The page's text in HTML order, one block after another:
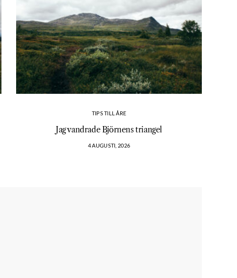
TIPS TILL ÅRE
Jag vandrade Björnens triangel
4 AUGUSTI, 2026